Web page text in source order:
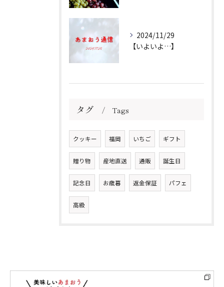
2024/11/29
【いよいよ…】
タグ Tags
クッキー 福岡 いちご ギフト
贈り物 産地直送 通販 誕生日
記念日 お歳暮 返金保証 パフェ
高級